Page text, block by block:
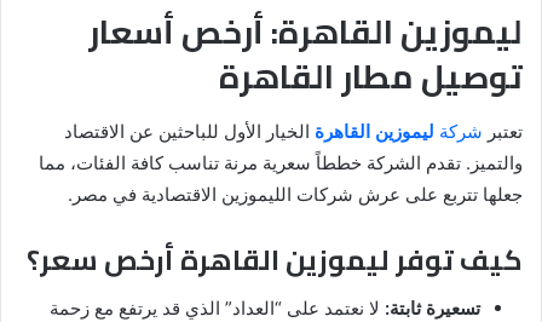
ليموزين القاهرة: أرخص أسعار
توصيل مطار القاهرة
تعتبر شركة ليموزين القاهرة الخيار الأول للباحثين عن الاقتصاد
والتميز. تقدم الشركة خططاً سعرية مرنة تناسب كافة الفئات، مما
جعلها تتربع على عرش شركات الليموزين الاقتصادية في مصر.
كيف توفر ليموزين القاهرة أرخص سعر؟
تسعيرة ثابتة: لا نعتمد على “العداد” الذي قد يرتفع مع زحمة